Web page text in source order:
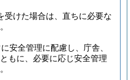
受けた場合は、直ちに必要な
安全管理に配慮し、庁舎、
もに、必要に応じ安全管理